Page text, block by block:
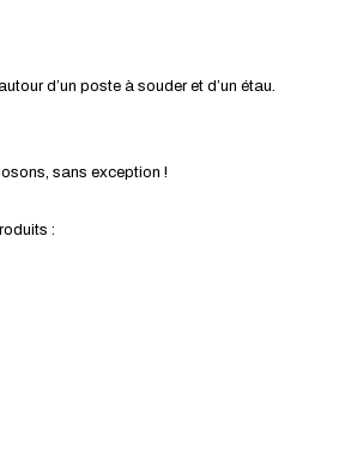
d’un poste à souder et d’un étau.
sans exception !
: